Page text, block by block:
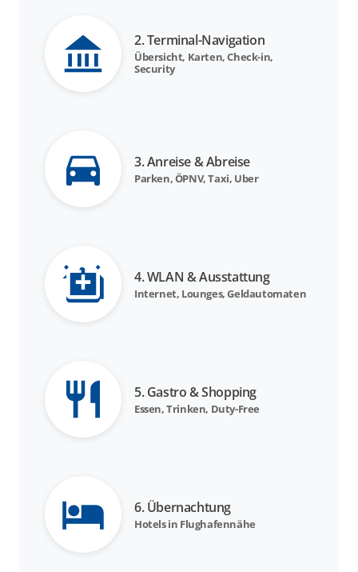
2. Terminal-Navigation
Übersicht, Karten, Check-in,
Security
3. Anreise & Abreise
Parken, ÖPNV, Taxi, Uber
4. WLAN & Ausstattung
Internet, Lounges, Geldautomaten
5. Gastro & Shopping
Essen, Trinken, Duty-Free
6. Übernachtung
Hotels in Flughafennähe